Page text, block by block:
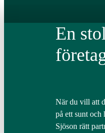
En
När du vill att
på ett sunt och
Sjöson rätt